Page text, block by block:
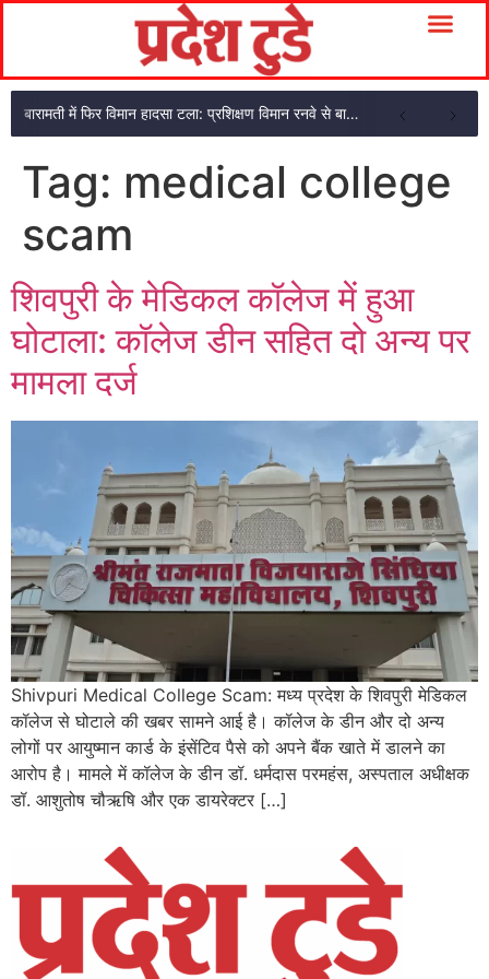
बारामती में फिर विमान हादसा टला: प्रशिक्षण विमान रनवे से बाहर निकला, दोनों सवार सुरक्षित
Tag: medical college
scam
शिवपुरी के मेडिकल कॉलेज में हुआ
घोटाला: कॉलेज डीन सहित दो अन्य पर
मामला दर्ज
Shivpuri Medical College Scam: मध्य प्रदेश के शिवपुरी मेडिकल
कॉलेज से घोटाले की खबर सामने आई है। कॉलेज के डीन और दो अन्य
लोगों पर आयुष्मान कार्ड के इंसेंटिव पैसे को अपने बैंक खाते में डालने का
आरोप है। मामले में कॉलेज के डीन डॉ. धर्मदास परमहंस, अस्पताल अधीक्षक
डॉ. आशुतोष चौऋषि और एक डायरेक्टर […]